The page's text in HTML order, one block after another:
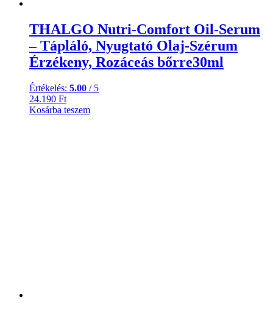
THALGO Nutri-Comfort Oil-Serum
– Tápláló, Nyugtató Olaj-Szérum
Érzékeny, Rozáceás bőrre30ml
Értékelés: 5.00 / 5
24.190 Ft
Kosárba teszem